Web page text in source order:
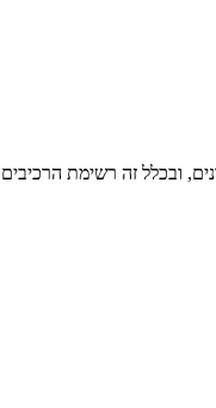
ובכלל זה רשימת